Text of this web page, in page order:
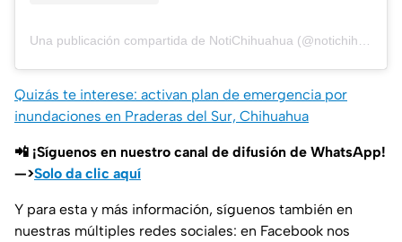
Quizás te interese: activan plan de emergencia por
inundaciones en Praderas del Sur, Chihuahua
📲 ¡Síguenos en nuestro canal de difusión de WhatsApp!
—>Solo da clic aquí
Y para esta y más información, síguenos también en
nuestras múltiples redes sociales: en Facebook nos